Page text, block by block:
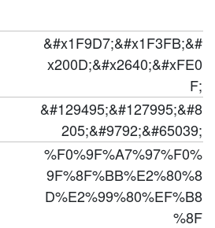
&#x1F9D7;&#x1F3FB;&#
x200D;&#x2640;&#xFE0
F;
&#129495;&#127995;&#8
205;&#9792;&#65039;
%F0%9F%A7%97%F0%
9F%8F%BB%E2%80%8
D%E2%99%80%EF%B8
%8F